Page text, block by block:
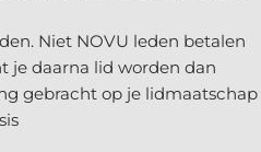
Niet NOVU leden betalen
je daarna lid worden dan
gebracht op je lidmaatschap